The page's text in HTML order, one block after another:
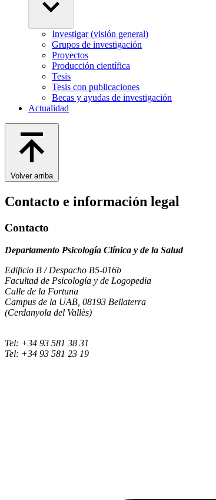
Investigar (visión general)
Grupos de investigación
Proyectos
Producción científica
Tesis
Tesis con publicaciones
Becas y ayudas de investigación
Actualidad
Volver arriba
Contacto e información legal
Contacto
Departamento Psicología Clínica y de la Salud
Edificio B / Despacho B5-016b
Facultad de Psicología y de Logopedia
Calle de la Fortuna
Campus de la UAB, 08193 Bellaterra
(Cerdanyola del Vallès)
Tel: +34 93 581 38 31
Tel: +34 93 581 23 19